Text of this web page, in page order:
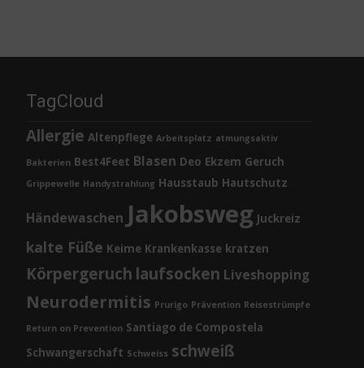
TagCloud
Allergie Altenpflege Arbeitsplatz atmungsaktiv
Bakterien Best4Feet Blasen Deo Ekzem Geruch
Grippewelle Handystrahlung Hausstaub Hautschutz
Händewaschen Jakobsweg Juckreiz
kalte Füße Keime Krankenkasse kratzen
Körpergeruch laufsocken Liveshopping
Neurodermitis Prurigo Prävention Reisestrümpfe
Return on Prevention Santiago de Compostela
Schwangerschaft Schweiss schweiß